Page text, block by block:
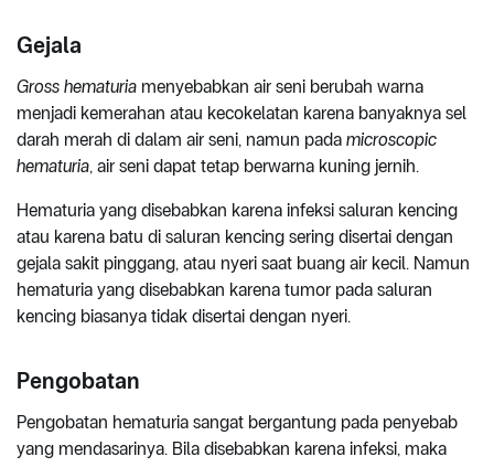
Gejala
Gross hematuria menyebabkan air seni berubah warna
menjadi kemerahan atau kecokelatan karena banyaknya sel
darah merah di dalam air seni, namun pada microscopic
hematuria, air seni dapat tetap berwarna kuning jernih.
Hematuria yang disebabkan karena infeksi saluran kencing
atau karena batu di saluran kencing sering disertai dengan
gejala sakit pinggang, atau nyeri saat buang air kecil. Namun
hematuria yang disebabkan karena tumor pada saluran
kencing biasanya tidak disertai dengan nyeri.
Pengobatan
Pengobatan hematuria sangat bergantung pada penyebab
yang mendasarinya. Bila disebabkan karena infeksi, maka